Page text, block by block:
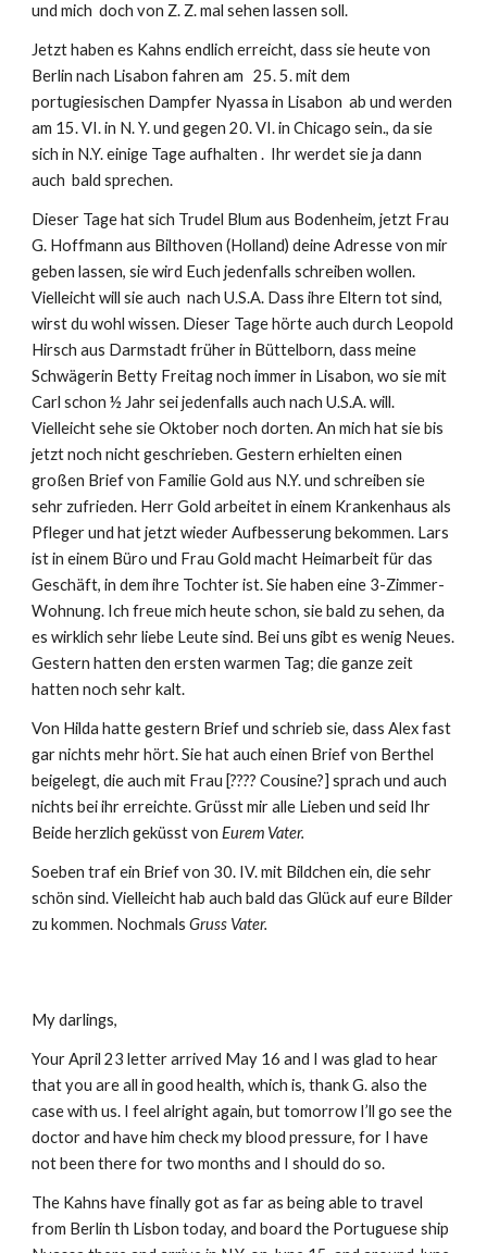
und mich  doch von Z. Z. mal sehen lassen soll.
Jetzt haben es Kahns endlich erreicht, dass sie heute von
Berlin nach Lisabon fahren am   25. 5. mit dem
portugiesischen Dampfer Nyassa in Lisabon  ab und werden
am 15. VI. in N. Y. und gegen 20. VI. in Chicago sein., da sie
sich in N.Y. einige Tage aufhalten .  Ihr werdet sie ja dann
auch  bald sprechen.
Dieser Tage hat sich Trudel Blum aus Bodenheim, jetzt Frau
G. Hoffmann aus Bilthoven (Holland) deine Adresse von mir
geben lassen, sie wird Euch jedenfalls schreiben wollen.
Vielleicht will sie auch  nach U.S.A. Dass ihre Eltern tot sind,
wirst du wohl wissen. Dieser Tage hörte auch durch Leopold
Hirsch aus Darmstadt früher in Büttelborn, dass meine
Schwägerin Betty Freitag noch immer in Lisabon, wo sie mit
Carl schon ½ Jahr sei jedenfalls auch nach U.S.A. will.
Vielleicht sehe sie Oktober noch dorten. An mich hat sie bis
jetzt noch nicht geschrieben. Gestern erhielten einen
großen Brief von Familie Gold aus N.Y. und schreiben sie
sehr zufrieden. Herr Gold arbeitet in einem Krankenhaus als
Pfleger und hat jetzt wieder Aufbesserung bekommen. Lars
ist in einem Büro und Frau Gold macht Heimarbeit für das
Geschäft, in dem ihre Tochter ist. Sie haben eine 3-Zimmer-
Wohnung. Ich freue mich heute schon, sie bald zu sehen, da
es wirklich sehr liebe Leute sind. Bei uns gibt es wenig Neues.
Gestern hatten den ersten warmen Tag; die ganze zeit
hatten noch sehr kalt.
Von Hilda hatte gestern Brief und schrieb sie, dass Alex fast
gar nichts mehr hört. Sie hat auch einen Brief von Berthel
beigelegt, die auch mit Frau [???? Cousine?] sprach und auch
nichts bei ihr erreichte. Grüsst mir alle Lieben und seid Ihr
Beide herzlich geküsst von Eurem Vater.
Soeben traf ein Brief von 30. IV. mit Bildchen ein, die sehr
schön sind. Vielleicht hab auch bald das Glück auf eure Bilder
zu kommen. Nochmals Gruss Vater.
My darlings,
Your April 23 letter arrived May 16 and I was glad to hear
that you are all in good health, which is, thank G. also the
case with us. I feel alright again, but tomorrow I’ll go see the
doctor and have him check my blood pressure, for I have
not been there for two months and I should do so.
The Kahns have finally got as far as being able to travel
from Berlin th Lisbon today, and board the Portuguese ship